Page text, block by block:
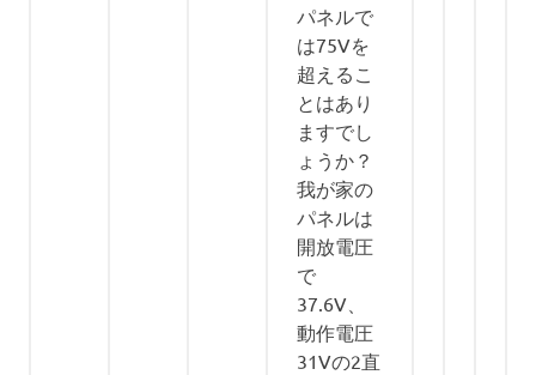
パネルで
は75Vを
超えるこ
とはあり
ますでし
ょうか？
我が家の
パネルは
開放電圧
で
37.6V、
動作電圧
31Vの2直